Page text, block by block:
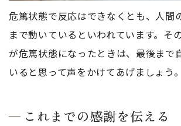
危篤状態で反応はできなくとも、人間
まで動いているといわれています。そ
が危篤状態になったときは、最後まで
いると思って声をかけてあげましょう。
これまでの感謝を伝える